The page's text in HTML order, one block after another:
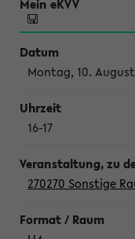
Montag, 10.
16-17
270270 Sonstige